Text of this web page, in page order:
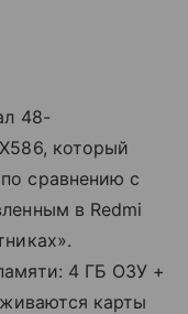
48-
который
сравнению с
в Redmi
4 ГБ ОЗУ +
карты